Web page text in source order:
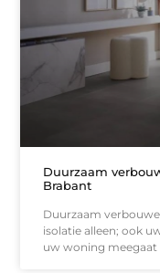
Duurzaam
Brabant
Duurzaam
isolatie alleen; ook
uw woning meegaat